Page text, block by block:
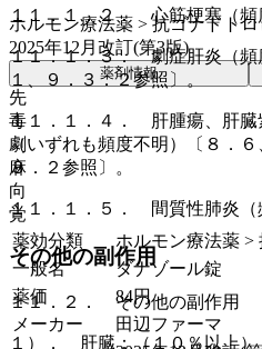
１１．１．２． 心筋梗塞（頻
１１．１．３． 劇症肝炎（頻
１、９．３．２参照〕。
１１．１．４． 肝腫瘍、肝臓
（いずれも頻度不明）〔８．
３．２参照〕。
１１．１．５． 間質性肺炎（
その他の副作用
１１．２． その他の副作用
１）． 肝臓：（１０％以上）
ホルモン療法薬 > 抗ゴナドト
2025年12月改訂(第3版)
薬剤情報
先
毒
劇
麻
向
覚
薬効分類
ホルモン療法薬 >
一般名
ダナゾール錠
薬価
84円
メーカー
田辺ファーマ